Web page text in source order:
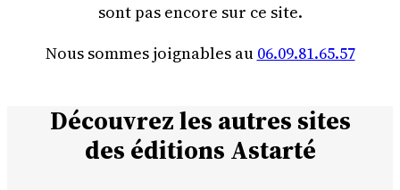
sont pas encore sur ce site.
Nous sommes joignables au 06.09.81.65.57
Découvrez les autres sites
des éditions Astarté